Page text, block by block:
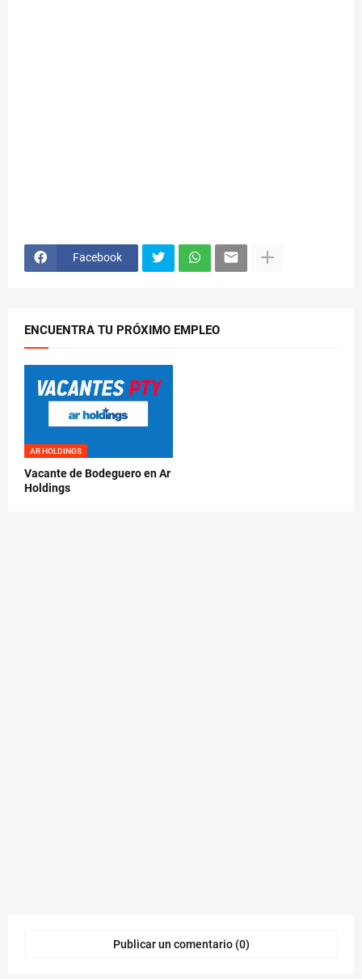
Facebook
ENCUENTRA TU PRÓXIMO EMPLEO
AR HOLDINGS
Vacante de Bodeguero en Ar
Holdings
Publicar un comentario (0)